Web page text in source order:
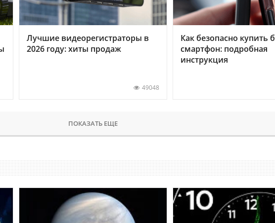
Лучшие видеорегистраторы в
2026 году: хиты продаж
49048
Как безопасно купить
смартфон: подробная
инструкция
ПОКАЗАТЬ ЕЩЕ